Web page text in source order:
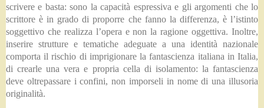
scrivere e basta: sono la capacità espressiva e gli argomenti che lo
scrittore è in grado di proporre che fanno la differenza, è l’istinto
soggettivo che realizza l’opera e non la ragione oggettiva. Inoltre,
inserire strutture e tematiche adeguate a una identità nazionale
comporta il rischio di imprigionare la fantascienza italiana in Italia,
di crearle una vera e propria cella di isolamento: la fantascienza
deve oltrepassare i confini, non imporseli in nome di una illusoria
originalità.